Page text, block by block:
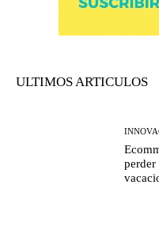
ULTIMOS ARTICULOS
perder